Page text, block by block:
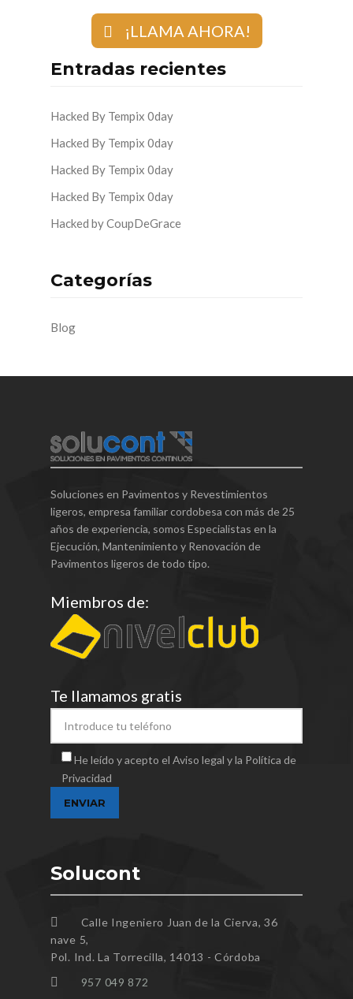
¡LLAMA AHORA!
Entradas recientes
Hacked By Tempix 0day
Hacked By Tempix 0day
Hacked By Tempix 0day
Hacked By Tempix 0day
Hacked by CoupDeGrace
Categorías
Blog
Soluciones en Pavimentos y Revestimientos
ligeros, empresa familiar cordobesa con más de 25
años de experiencia, somos Especialistas en la
Ejecución, Mantenimiento y Renovación de
Pavimentos ligeros de todo tipo.
Miembros de:
Te llamamos gratis
He leído y acepto el Aviso legal y la Política de
Privacidad
Solucont
Calle Ingeniero Juan de la Cierva, 36
nave 5,
Pol. Ind. La Torrecilla, 14013 - Córdoba
957 049 872